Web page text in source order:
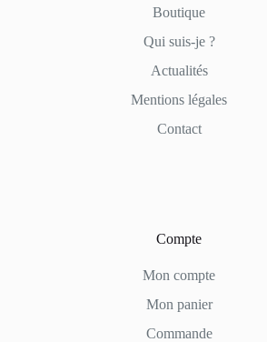
Boutique
Qui suis-je ?
Actualités
Mentions légales
Contact
Compte
Mon compte
Mon panier
Commande